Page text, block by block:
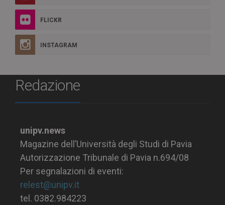
FLICKR
INSTAGRAM
Redazione
unipv.news
Magazine dell’Università degli Studi di Pavia
Autorizzazione Tribunale di Pavia n.694/08
Per segnalazioni di eventi:
relest@unipv.it
tel. 0382.984223